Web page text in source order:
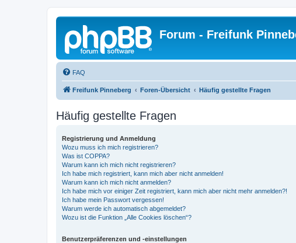
Forum - Freifunk
FAQ
Freifunk Pinneberg Foren-Übersicht Häufig gestellte Fragen
Häufig gestellte Fragen
Registrierung und Anmeldung
Wozu muss ich mich registrieren?
Was ist COPPA?
Warum kann ich mich nicht registrieren?
Ich habe mich registriert, kann mich aber nicht anmelden!
Warum kann ich mich nicht anmelden?
Ich habe mich vor einiger Zeit registriert, kann mich aber nicht mehr anmelden?!
Ich habe mein Passwort vergessen!
Warum werde ich automatisch abgemeldet?
Wozu ist die Funktion „Alle Cookies löschen“?
Benutzerpräferenzen und -einstellungen